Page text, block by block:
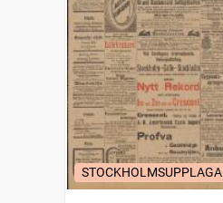
STOCKHOLMSUPPLAGA